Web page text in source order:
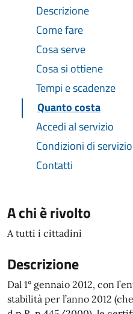
Descrizione
Come fare
Cosa serve
Cosa si ottiene
Tempi e scadenze
Quanto costa
Accedi al servizio
Condizioni di servizio
Contatti
A chi è rivolto
A tutti i cittadini
Descrizione
Dal 1° gennaio 2012, con
stabilità per l’anno 2012